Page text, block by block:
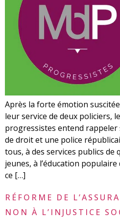
Après la forte émotion
leur service de deux policiers,
progressistes entend rappeler
de droit et une police
tous, à des services publics
jeunes, à l’éducation
ce […]
RÉFORME DE
NON À L’INJUSTICE